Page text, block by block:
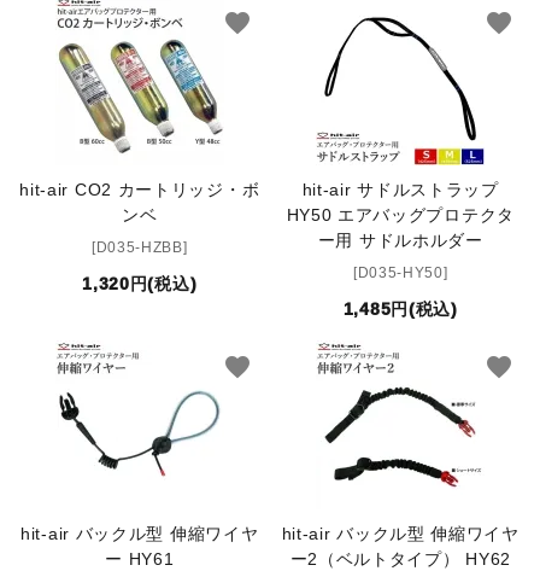
ハーフチャップス・靴下
拍車・拍車ベルト
乗馬ウェア・下着・雨具
競技用ウェア
鐙(あぶみ)・鐙革
ゼッケン・パッド
頭絡・手綱・ハミ・耳ネット
hit-air CO2 カートリッジ・ボ
ンベ
[D035-HZBB]
1,320円(税込)
favorite
hit-air サドルストラップ
HY50 エアバッグプロテクタ
ー用 サドルホルダー
[D035-HY50]
1,485円(税込)
favorite
hit-air バックル型 伸縮ワイヤ
ー HY61
favorite
hit-air バックル型 伸縮ワイヤ
ー2（ベルトタイプ） HY62
favorite